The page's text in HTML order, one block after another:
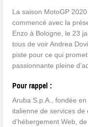
La saison MotoGP
commencé avec la
Enzo à Bologne, le 23
tous de voir Andrea
piste pour ce qui
passionnante pleine
Pour rappel :
Aruba S.p.A., fondée
italienne de services de
d’hébergement Web,